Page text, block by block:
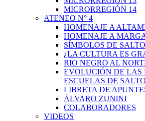
MICRORREGIÓN 14
ATENEO N° 4
HOMENAJE A
HOMENAJE A
SÍMBOLOS DE SALTO
¿LA CULTURA ES
RIO NEGRO AL
EVOLUCIÓN DE LAS
ESCUELAS DE SALTO
LIBRETA DE
ÁLVARO ZUNINI
COLABORADORES
VIDEOS